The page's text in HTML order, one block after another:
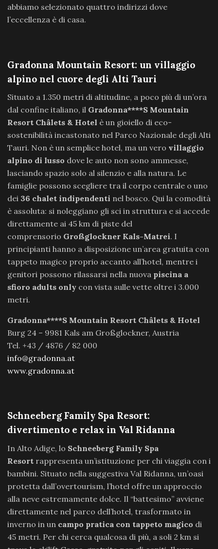
abbiamo selezionato quattro indirizzi dove
l’eccellenza è di casa.
Gradonna Mountain Resort: un villaggio
alpino nel cuore degli Alti Tauri
Situato a 1.350 metri di altitudine, a poco più di un’ora
dal confine italiano, il Gradonna****S Mountain
Resort Châlets & Hotel è un gioiello di eco-
sostenibilità incastonato nel Parco Nazionale degli Alti
Tauri. Non è un semplice hotel, ma un vero villaggio
alpino di lusso dove le auto non sono ammesse,
lasciando spazio solo al silenzio e alla natura. Le
famiglie possono scegliere tra il corpo centrale o uno
dei 36 chalet indipendenti nel bosco. Qui la comodità
è assoluta: si noleggiano gli sci in struttura e si accede
direttamente ai 45 km di piste del
comprensorio Großglockner Kals-Matrei. I
principianti hanno a disposizione un’area gratuita con
tappeto magico proprio accanto all’hotel, mentre i
genitori possono rilassarsi nella nuova piscina a
sfioro adults only con vista sulle vette oltre i 3.000
metri.
Gradonna****S Mountain Resort Châlets & Hotel
Burg 24 – 9981 Kals am Großglockner, Austria
Tel. +43 / 4876 / 82 000
info@gradonna.at
www.gradonna.at
Schneeberg Family Spa Resort:
divertimento e relax in Val Ridanna
In Alto Adige, lo Schneeberg Family Spa
Resort rappresenta un’istituzione per chi viaggia con i
bambini. Situato nella suggestiva Val Ridanna, un’oasi
protetta dall’overtourism, l’hotel offre un approccio
alla neve estremamente dolce. Il “battesimo” avviene
direttamente nel parco dell’hotel, trasformato in
inverno in un campo pratica con tappeto magico di
45 metri. Per chi cerca qualcosa di più, a soli 2 km si